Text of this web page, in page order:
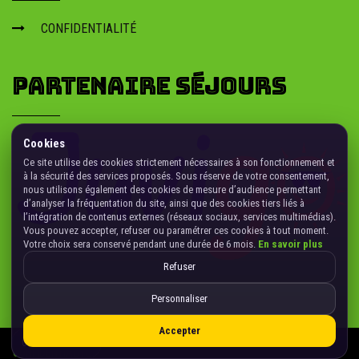
encadrées. Idéal en groupe, réservation simple.
CONFIDENTIALITÉ
PARTENAIRE SÉJOURS
CONFIDENTIALITÉ
Cookies
Ce site utilise des cookies strictement nécessaires à son fonctionnement et
à la sécurité des services proposés. Sous réserve de votre consentement,
nous utilisons également des cookies de mesure d’audience permettant
d’analyser la fréquentation du site, ainsi que des cookies tiers liés à
l’intégration de contenus externes (réseaux sociaux, services multimédias).
Vous pouvez accepter, refuser ou paramétrer ces cookies à tout moment.
Votre choix sera conservé pendant une durée de 6 mois. En savoir plus
Refuser
Personnaliser
Accepter
Gérer les cookies